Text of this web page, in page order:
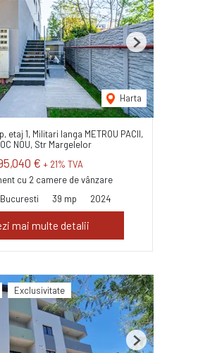
Harta
Next
etaj 1, Militari langa METROU PACII,
NOU, Str Margelelor
€ + 21% TVA
cu 2 camere de vânzare
39 mp 2024
mai multe detalii
Exclusivitate
Next